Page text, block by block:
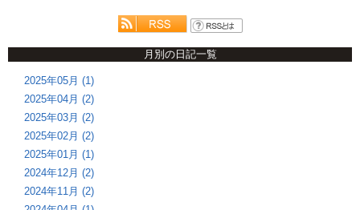
月別の日記一覧
2025年05月 (1)
2025年04月 (2)
2025年03月 (2)
2025年02月 (2)
2025年01月 (1)
2024年12月 (2)
2024年11月 (2)